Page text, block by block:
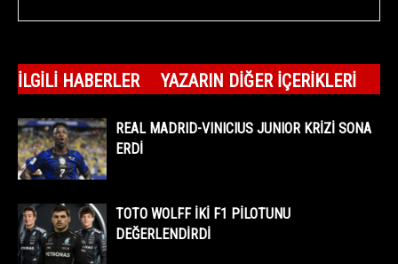
İLGILI HABERLER YAZARIN DIĞER İÇERIKLERI
REAL MADRID-VINICIUS JUNIOR KRİZİ SONA
ERDİ
TOTO WOLFF İKİ F1 PİLOTUNU
DEĞERLENDİRDİ